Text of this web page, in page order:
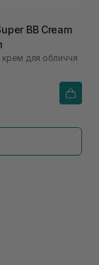
ВВ Cream
для обличчя